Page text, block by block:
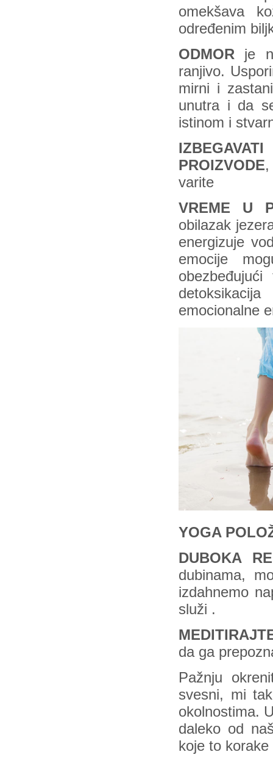
omekšava
određenim
ODMOR je
ranjivo.
mirni i
unutra i da
istinom i
PROIZVODE
varite
VREME U
obilazak
energizuje
emocije
emocionalne
YOGA
DUBOKA
dubinama,
izdahnemo
služi .
da ga
Pažnju
svesni, mi
okolnostima.
daleko od
koje to